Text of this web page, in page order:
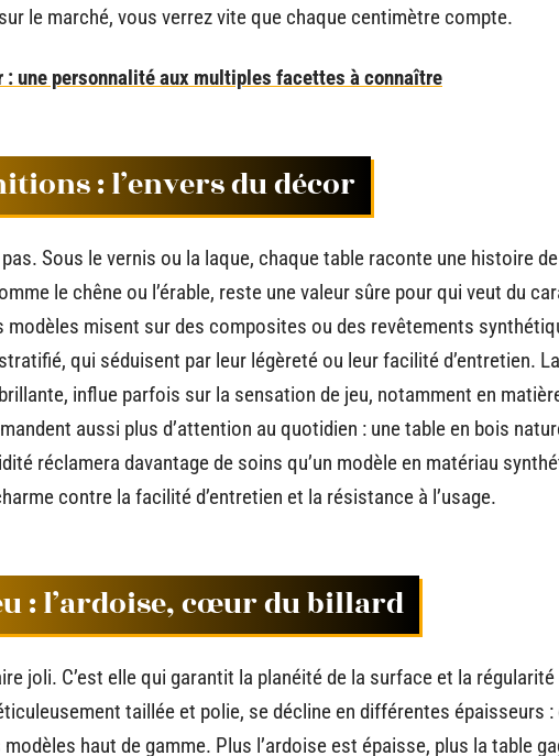
le marché, vous verrez vite que chaque centimètre compte.
: une personnalité aux multiples facettes à connaître
: l’envers du décor
Sous le vernis ou la laque, chaque table raconte une histoire de
le chêne ou l’érable, reste une valeur sûre pour qui veut du
modèles misent sur des composites ou des revêtements
qui séduisent par leur légèreté ou leur facilité d’entretien. La
influe parfois sur la sensation de jeu, notamment en
aussi plus d’attention au quotidien : une table en bois
réclamera davantage de soins qu’un modèle en matériau
contre la facilité d’entretien et la résistance à l’usage.
: l’ardoise, cœur du billard
joli. C’est elle qui garantit la planéité de la surface et la régularité
taillée et polie, se décline en différentes épaisseurs :
haut de gamme. Plus l’ardoise est épaisse, plus la table